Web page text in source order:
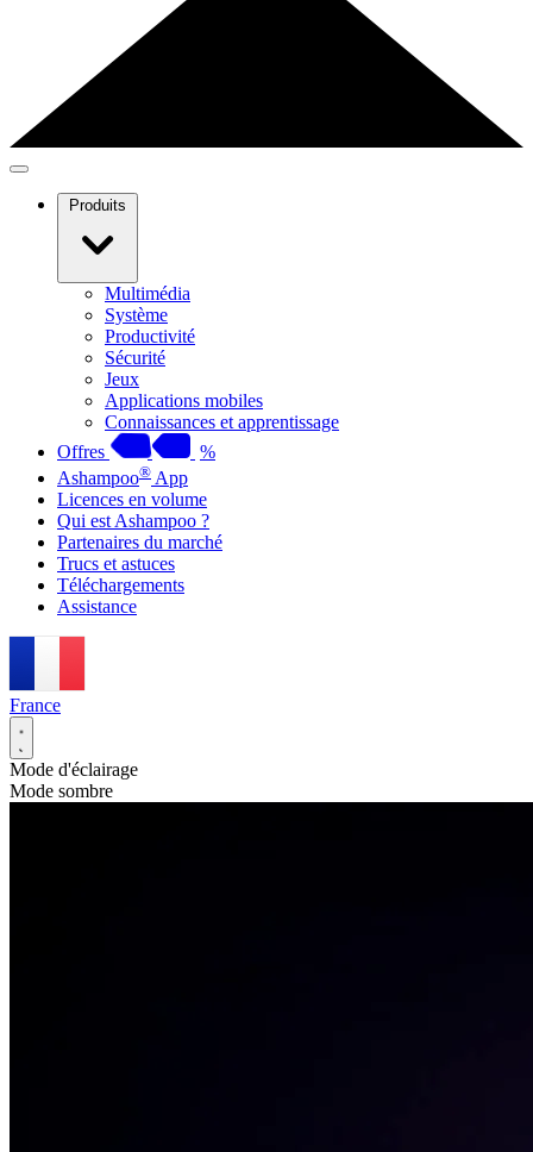
Produits
Multimédia
Système
Productivité
Sécurité
Jeux
Applications mobiles
Connaissances et apprentissage
Offres
%
Ashampoo® App
Licences en volume
Qui est Ashampoo ?
Partenaires du marché
Trucs et astuces
Téléchargements
Assistance
France
Mode d'éclairage
Mode sombre